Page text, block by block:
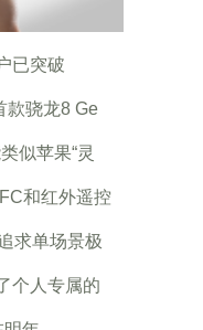
已突破
款骁龙8 Ge
似苹果“灵
和红外遥控
求单场景极
个人专属的